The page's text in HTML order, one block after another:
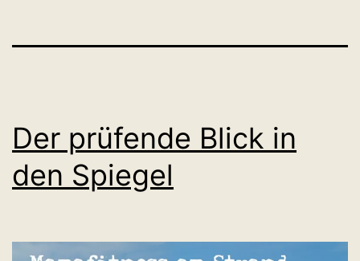
Der prüfende Blick in
den Spiegel